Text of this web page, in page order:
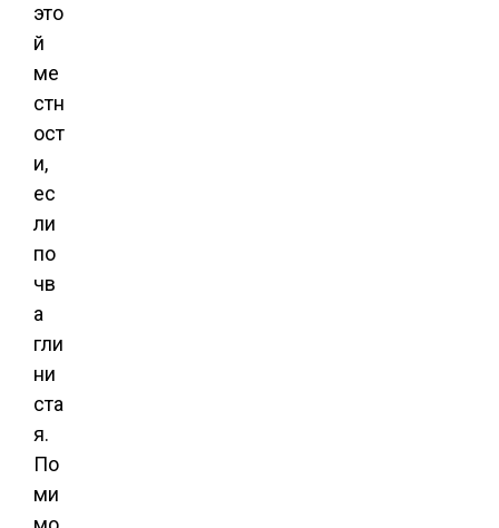
это
й
ме
стн
ост
и,
ес
ли
по
чв
а
гли
ни
ста
я.
По
ми